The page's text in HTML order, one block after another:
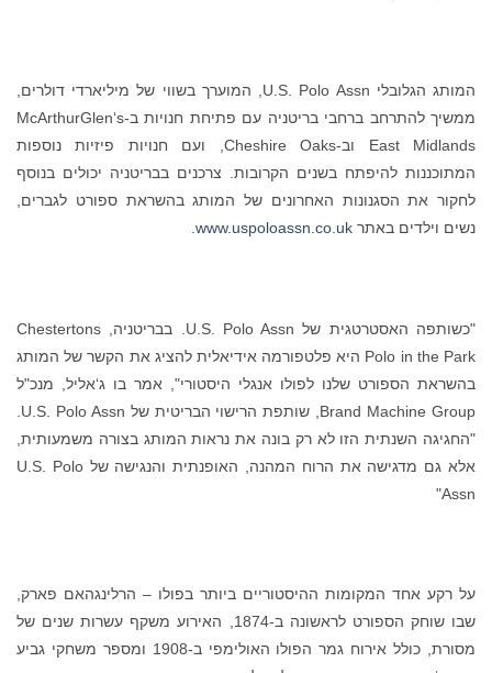
המותג הגלובלי U.S. Polo Assn, המוערך בשווי של מיליארדי דולרים,
ממשיך להתרחב ברחבי בריטניה עם פתיחת חנויות ב-McArthurGlen‘s
East Midlands וב-Cheshire Oaks, ועם חנויות פיזיות נוספות
המתוכננות להיפתח בשנים הקרובות. צרכנים בבריטניה יכולים בנוסף
לחקור את הסגנונות האחרונים של המותג בהשראת ספורט לגברים,
נשים וילדים באתר www.uspoloassn.co.uk
"כשותפה האסטרטגית של U.S. Polo Assn. בבריטניה, Chestertons
Polo in the Park היא פלטפורמה אידיאלית להציג את הקשר של המותג
בהשראת הספורט שלנו לפולו אנגלי היסטורי", אמר בו ג‘אליל, מנכ"ל
"החגיגה השנתית הזו לא רק בונה את נראות המותג בצורה משמעותית,
אלא גם מדגישה את הרוח המהנה, האופנתית והנגישה של U.S. Polo
Assn"
על רקע אחד המקומות ההיסטוריים ביותר בפולו – הרלינגהאם פארק,
שבו שוחק הספורט לראשונה ב-1874, האירוע משקף עשרות שנים של
מסורת, כולל אירוח גמר הפולו האולימפי ב-1908 ומספר משחקי גביע